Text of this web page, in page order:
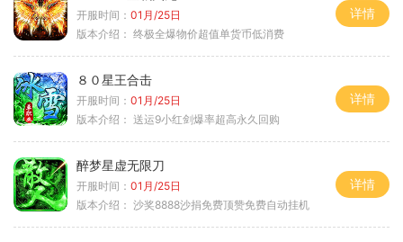
开服时间： 01月/25日
版本介绍： 终极全爆物价超值单货币低消费
详情
８０星王合击
开服时间： 01月/25日
版本介绍： 送运9小红剑爆率超高永久回购
详情
醉梦星虚无限刀
开服时间： 01月/25日
版本介绍： 沙奖8888沙捐免费顶赞免费自动挂机
详情